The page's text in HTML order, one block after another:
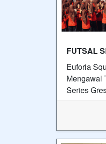
FUTSAL
Euforia
Mengawal
Series